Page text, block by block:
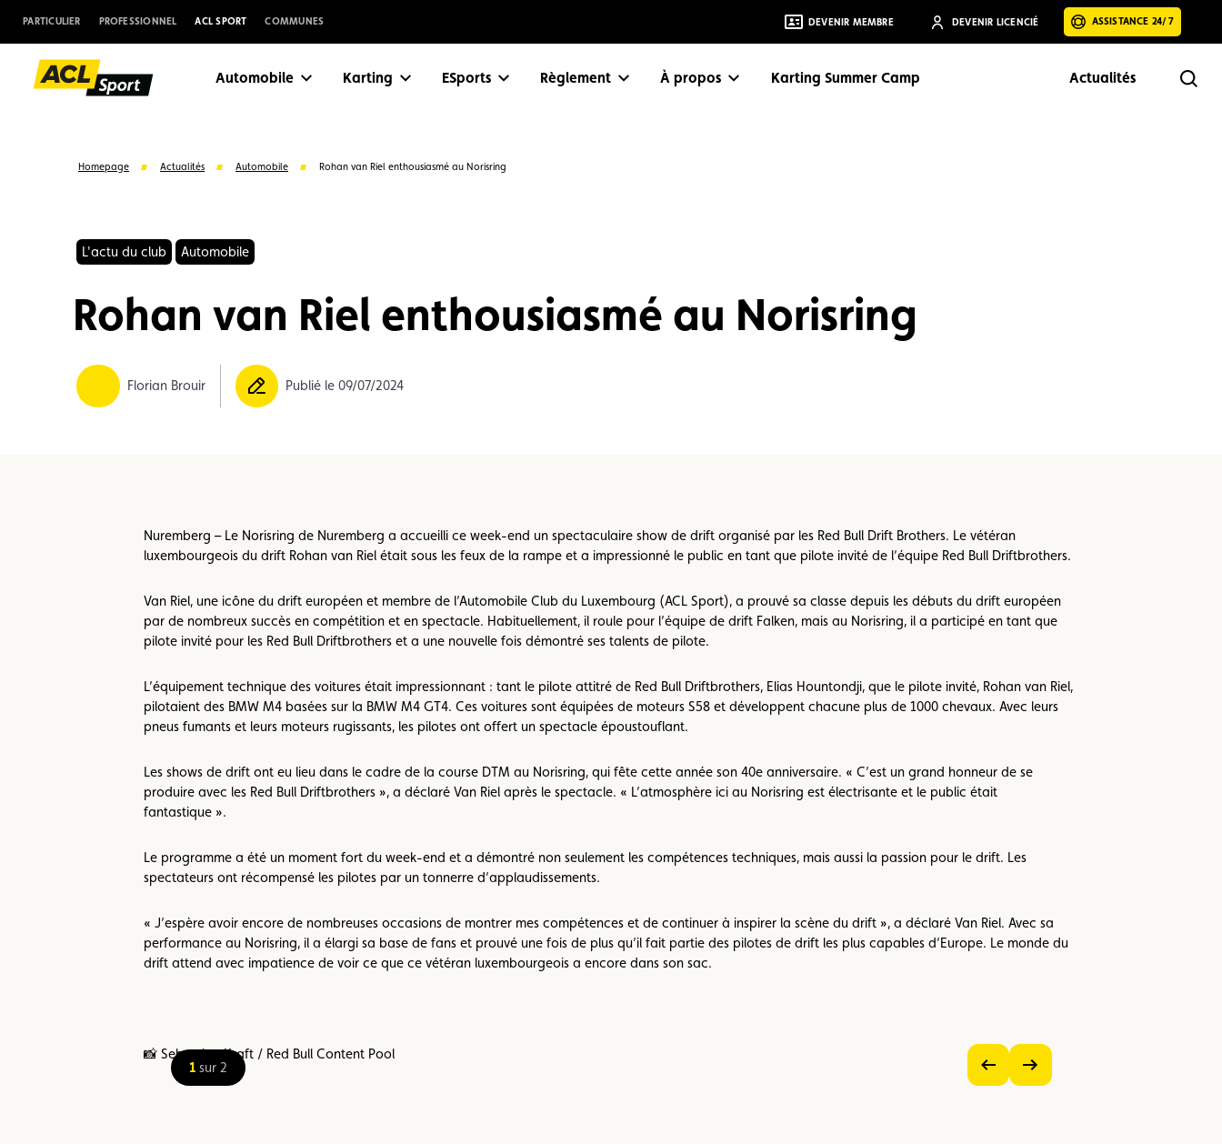
PARTICULIER PROFESSIONNEL ACL SPORT COMMUNES DEVENIR MEMBRE DEVENIR LICENCIÉ ASSISTANCE 24/7
Automobile Karting eSports Règlement À propos Karting Summer Camp Actualités
Suggestions
Homepage Actualités Automobile Rohan van Riel enthousiasmé au Norisring
L'actu du club Automobile
Rohan van Riel enthousiasmé au Norisring
Florian Brouir Publié le 09/07/2024
Nuremberg – Le Norisring de Nuremberg a accueilli ce week-end un spectaculaire show de drift organisé par les Red Bull Drift Brothers. Le vétéran
luxembourgeois du drift Rohan van Riel était sous les feux de la rampe et a impressionné le public en tant que pilote invité de l’équipe Red Bull Driftbrothers.
Van Riel, une icône du drift européen et membre de l’Automobile Club du Luxembourg (ACL Sport), a prouvé sa classe depuis les débuts du drift européen
par de nombreux succès en compétition et en spectacle. Habituellement, il roule pour l’équipe de drift Falken, mais au Norisring, il a participé en tant que
pilote invité pour les Red Bull Driftbrothers et a une nouvelle fois démontré ses talents de pilote.
L’équipement technique des voitures était impressionnant : tant le pilote attitré de Red Bull Driftbrothers, Elias Hountondji, que le pilote invité, Rohan van Riel,
pilotaient des BMW M4 basées sur la BMW M4 GT4. Ces voitures sont équipées de moteurs S58 et développent chacune plus de 1000 chevaux. Avec leurs
pneus fumants et leurs moteurs rugissants, les pilotes ont offert un spectacle époustouflant.
Les shows de drift ont eu lieu dans le cadre de la course DTM au Norisring, qui fête cette année son 40e anniversaire. « C’est un grand honneur de se
produire avec les Red Bull Driftbrothers », a déclaré Van Riel après le spectacle. « L’atmosphère ici au Norisring est électrisante et le public était
fantastique ».
Le programme a été un moment fort du week-end et a démontré non seulement les compétences techniques, mais aussi la passion pour le drift. Les
spectateurs ont récompensé les pilotes par un tonnerre d’applaudissements.
« J’espère avoir encore de nombreuses occasions de montrer mes compétences et de continuer à inspirer la scène du drift », a déclaré Van Riel. Avec sa
performance au Norisring, il a élargi sa base de fans et prouvé une fois de plus qu’il fait partie des pilotes de drift les plus capables d’Europe. Le monde du
drift attend avec impatience de voir ce que ce vétéran luxembourgeois a encore dans son sac.
📸 Sebastian Kraft / Red Bull Content Pool
1sur 2
Voir